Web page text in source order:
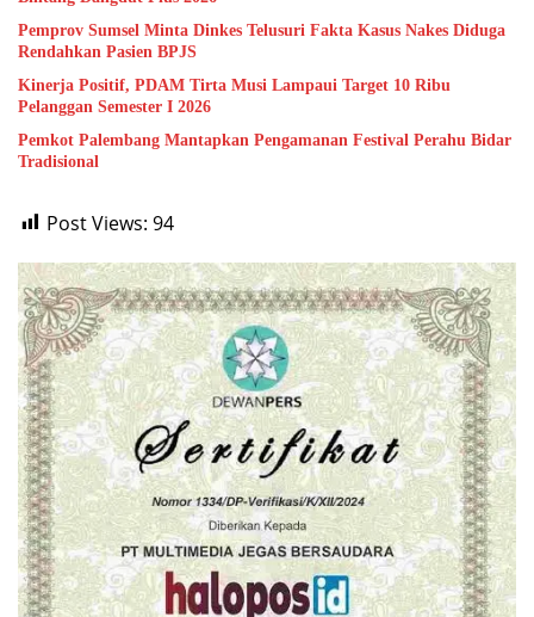
Pemprov Sumsel Minta Dinkes Telusuri Fakta Kasus Nakes Diduga
Rendahkan Pasien BPJS
Kinerja Positif, PDAM Tirta Musi Lampaui Target 10 Ribu
Pelanggan Semester I 2026
Pemkot Palembang Mantapkan Pengamanan Festival Perahu Bidar
Tradisional
Post Views: 94